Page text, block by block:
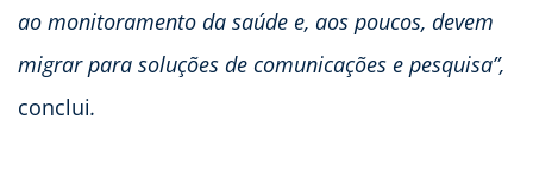
ao monitoramento da saúde e, aos poucos, devem
migrar para soluções de comunicações e pesquisa”,
conclui.